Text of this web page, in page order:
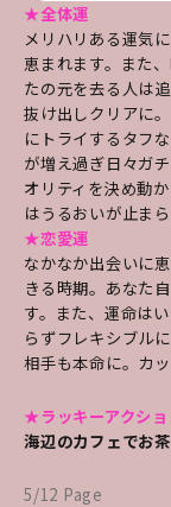
★全体運
メリハリある運気
恵まれます。また
たの元を去る人は
抜け出しクリアに
にトライするタフ
が増え過ぎ日々ガ
オリティを決め動
はうるおいが止ま
★恋愛運
なかなか出会いに
きる時期。あなた
す。また、運命は
らずフレキシブル
相手も本命に。カ
★ラッキーアクシ
海辺のカフェでお
5/12 Page